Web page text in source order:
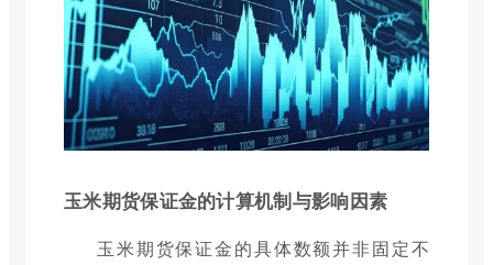
玉米期货保证金的计算机制与影响因素
玉米期货保证金的具体数额并非固定不